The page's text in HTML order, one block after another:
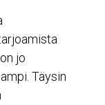
jo
Täysin